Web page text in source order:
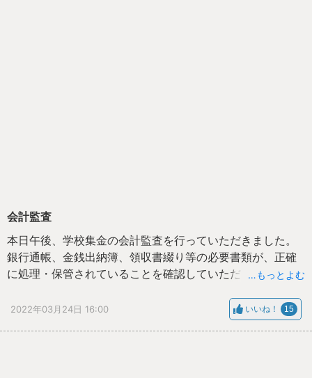
会計監査
本日午後、学校集金の会計監査を行っていただきました。
銀行通帳、金銭出納簿、領収書綴り等の必要書類が、正確
に処理・保管されていることを確認していただきました。
ろどうもありがとうございました。
…もっとよむ
2022年03月24日 16:00 いいね！ 15